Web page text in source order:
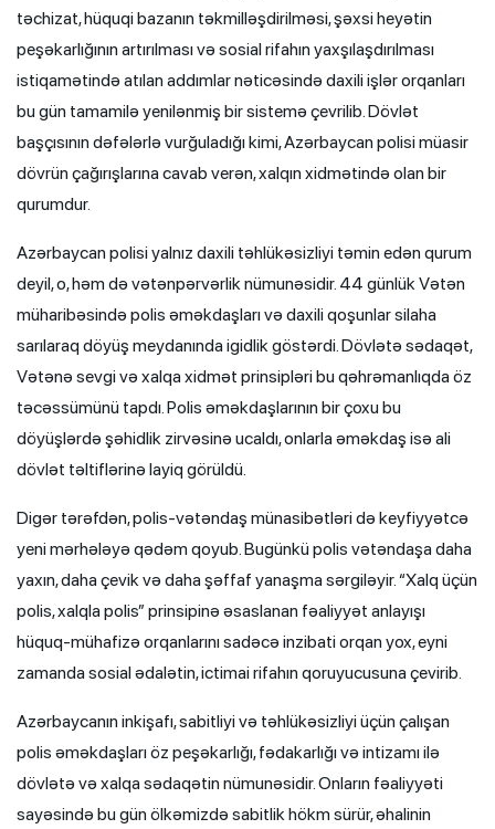
təchizat, hüquqi bazanın təkmilləşdirilməsi, şəxsi heyətin
peşəkarlığının artırılması və sosial rifahın yaxşılaşdırılması
istiqamətində atılan addımlar nəticəsində daxili işlər orqanları
bu gün tamamilə yenilənmiş bir sistemə çevrilib. Dövlət
başçısının dəfələrlə vurğuladığı kimi, Azərbaycan polisi müasir
dövrün çağırışlarına cavab verən, xalqın xidmətində olan bir
qurumdur.
Azərbaycan polisi yalnız daxili təhlükəsizliyi təmin edən qurum
deyil, o, həm də vətənpərvərlik nümunəsidir. 44 günlük Vətən
müharibəsində polis əməkdaşları və daxili qoşunlar silaha
sarılaraq döyüş meydanında igidlik göstərdi. Dövlətə sədaqət,
Vətənə sevgi və xalqa xidmət prinsipləri bu qəhrəmanlıqda öz
təcəssümünü tapdı. Polis əməkdaşlarının bir çoxu bu
döyüşlərdə şəhidlik zirvəsinə ucaldı, onlarla əməkdaş isə ali
dövlət təltiflərinə layiq görüldü.
Digər tərəfdən, polis-vətəndaş münasibətləri də keyfiyyətcə
yeni mərhələyə qədəm qoyub. Bugünkü polis vətəndaşa daha
yaxın, daha çevik və daha şəffaf yanaşma sərgiləyir. “Xalq üçün
polis, xalqla polis” prinsipinə əsaslanan fəaliyyət anlayışı
hüquq-mühafizə orqanlarını sadəcə inzibati orqan yox, eyni
zamanda sosial ədalətin, ictimai rifahın qoruyucusuna çevirib.
Azərbaycanın inkişafı, sabitliyi və təhlükəsizliyi üçün çalışan
polis əməkdaşları öz peşəkarlığı, fədakarlığı və intizamı ilə
dövlətə və xalqa sədaqətin nümunəsidir. Onların fəaliyyəti
sayəsində bu gün ölkəmizdə sabitlik hökm sürür, əhalinin